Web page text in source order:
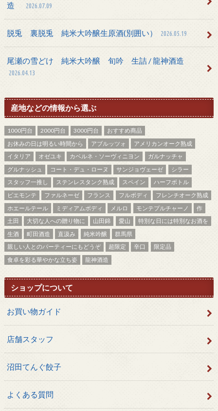
造
2026.07.09
脱兎 裏脱兎 純米大吟醸生原酒(別囲い） 2026.05.19
尾瀬の雪どけ 純米大吟醸 旬吟 生詰 / 龍神酒造
2026.04.13
産地などの情報から選ぶ
1000円台 2000円台 3000円台
おすすめ商品
お休みの日は明るい時間から
アブルッツォ
アメリカンオーク熟成
イタリア
オゼユキ カベルネ・ソーヴィニヨン
ガルナッチャ
グルナッシュ
コート・デュ・ローヌ サンジョヴェーゼ
シラー
スタッフ一推し
ステンレスタンク熟成 スペイン
ハーフボトル
ピエモンテ
ファルネーゼ フランス フルボディ
フレンチオーク熟成
ホエールテール
ミディアムボディ メルロ モンテプルチャーノ
作
土田
大切な人への贈り物に 山田錦 愛山
特別な日には特別なお酒を
生酒
町田酒造 直汲み 純米吟醸
群馬県
親しい人とのパーティーにもどうぞ
超限定 辛口
限定品
食卓を彩る華やかな立ち姿
龍神酒造
ショップについて
お買い物ガイド
店舗スタッフ
沼田てんぐ餃子
よくある質問